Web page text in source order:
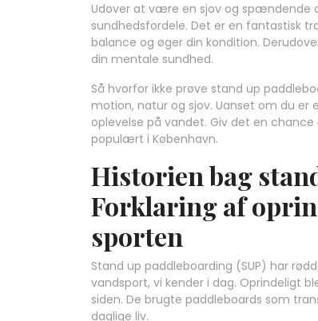
Udover at være en sjov og spændende
sundhedsfordele. Det er en fantastisk
balance og øger din kondition.
din mentale sundhed.
Så hvorfor ikke prøve stand up
motion, natur og sjov. Uanset om du er
oplevelse på vandet. Giv det en
populært i København.
Historien bag
Forklaring af
sporten
Stand up paddleboarding (SUP) har
vandsport, vi kender i dag. Oprindeligt
siden. De brugte paddleboards som
daglige liv.